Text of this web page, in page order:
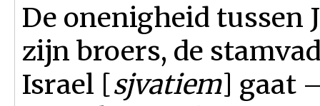
De onenigheid tussen
zijn broers, de
Israel [sjvatiem] gaat